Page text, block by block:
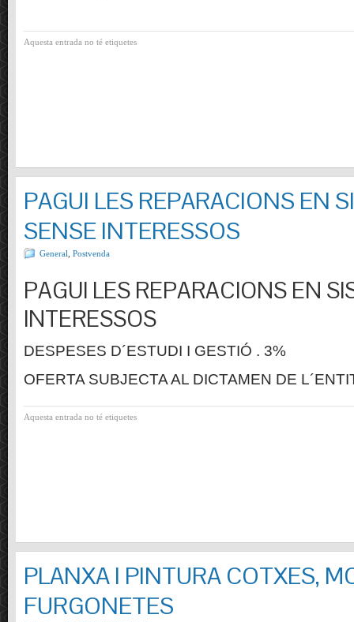
Aquesta entrada no té etiquetes
PAGUI LES REPARACIONS EN
SENSE INTERESSOS
General Postvenda
PAGUI LES REPARACIONS EN
INTERESSOS
DESPESES D´ESTUDI I GESTIÓ . 3%
OFERTA SUBJECTA AL DICTAMEN DE
Aquesta entrada no té etiquetes
PLANXA I PINTURA COTXES,
FURGONETES